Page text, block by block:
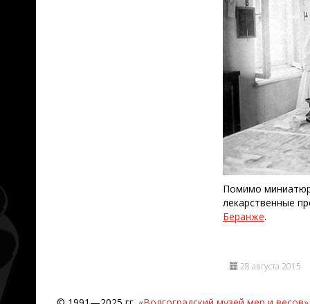
Помимо
лекарственные
Беранже.
28 августа 2015